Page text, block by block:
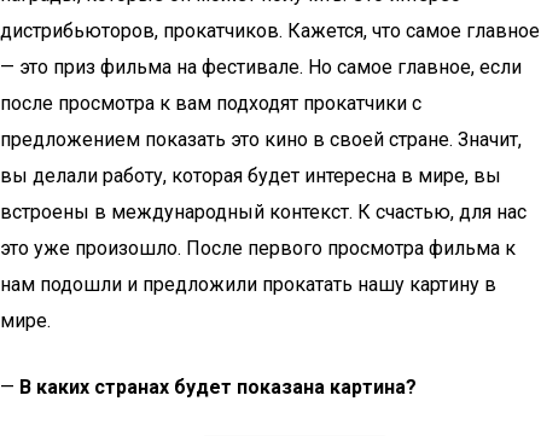
дистрибьюторов, прокатчиков. Кажется, что самое главное
— это приз фильма на фестивале. Но самое главное, если
после просмотра к вам подходят прокатчики с
предложением показать это кино в своей стране. Значит,
вы делали работу, которая будет интересна в мире, вы
встроены в международный контекст. К счастью, для нас
это уже произошло. После первого просмотра фильма к
нам подошли и предложили прокатать нашу картину в
мире.
— В каких странах будет показана картина?